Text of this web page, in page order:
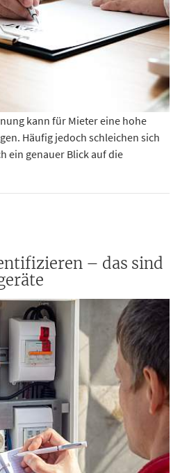
kann für Mieter eine hohe
Häufig jedoch schleichen sich
ein genauer Blick auf die
– das sind